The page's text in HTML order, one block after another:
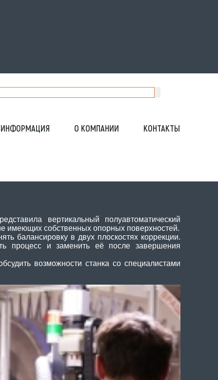
ИНФОРМАЦИЯ О КОМПАНИИ КОНТАКТЫ
вертикальный полуавтоматический
имеющих собственных опорных поверхностей.
балансировку в двух плоскостях коррекции.
процесс и заменить её после завершения
возможности станка со специалистами